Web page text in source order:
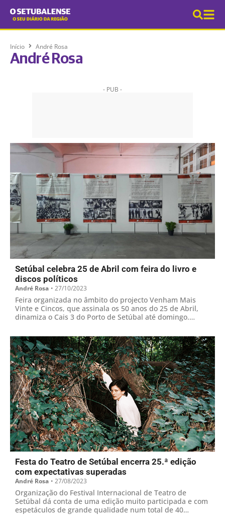
Início André Rosa
André Rosa
- PUB -
Setúbal celebra 25 de Abril com feira do livro e
discos políticos
André Rosa • 27/10/2023
Feira organizada no âmbito do projecto Venham Mais
Vinte e Cincos, que assinala os 50 anos do 25 de Abril,
dinamiza o Cais 3 do Porto de Setúbal até domingo.
Festa do Teatro de Setúbal encerra 25.ª edição
com expectativas superadas
André Rosa • 27/08/2023
Organização do Festival Internacional de Teatro de
Setúbal dá conta de uma edição muito participada e com
espetáculos de grande qualidade num total de 40